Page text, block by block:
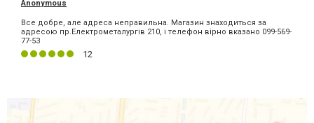
Anonymous
Все добре, але адреса неправильна. Магазин знаходиться за
адресою пр.Електрометалургів 210, і телефон вірно вказано 099-569-
77-53
12